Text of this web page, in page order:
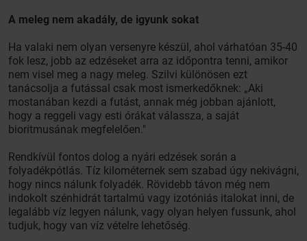
A meleg nem akadály, de igyunk sokat
Ha valaki nem olyan versenyre készül, ahol várhatóan 35-40
fok lesz, jobb az edzéseket arra az időpontra tenni, amikor
nem visel meg a nagy meleg. Szilvi különösen ezt
tanácsolja a futással csak most ismerkedőknek: „Aki
mostanában kezdi a futást, annak még jobban ajánlott,
hogy a reggeli vagy esti órákat válassza, a saját
bioritmusának megfelelően."
Rendkívül fontos dolog a nyári edzések során a
folyadékpótlás. Tíz kilométernek sem szabad úgy nekivágni,
hogy nincs nálunk folyadék. Rövidebb távon még nem
indokolt szénhidrát tartalmú vagy izotóniás italokat inni, de
legalább víz legyen nálunk, vagy olyan helyen fussunk, ahol
tudjuk, hogy van víz vételre lehetőség.